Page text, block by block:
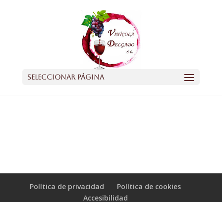
Seleccionar página
Política de privacidad
Política de cookies
Accesibilidad